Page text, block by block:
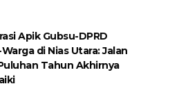
Apik Gubsu-DPRD
di Nias Utara: Jalan
Tahun Akhirnya